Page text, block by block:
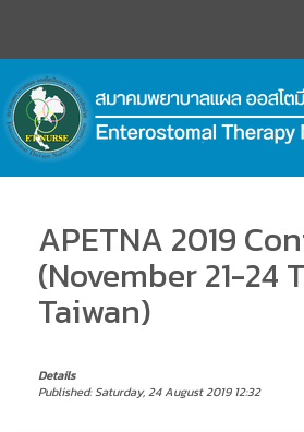
.
APETNA 2019
(November 21-24
Taiwan)
Details
Published: Saturday, 24 August 2019 12:32